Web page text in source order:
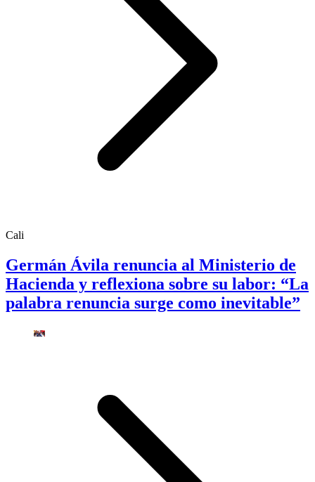
Cali
Germán Ávila renuncia al Ministerio de
Hacienda y reflexiona sobre su labor: “La
palabra renuncia surge como inevitable”